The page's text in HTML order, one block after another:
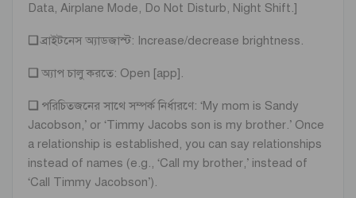
Data, Airplane Mode, Do Not Disturb, Night Shift.]
❏ব্রাইটনেস অ্যাডজাস্ট: Increase/decrease brightness.
❏ অ্যাপ চালু করতে: Open [app].
❏ পরিচিতজনের সাথে সম্পর্ক নির্ধারণে: ‘My mom is Sandy
Jacobson,’ or ‘Timmy Jacobs son is my brother.’ Once
a relationship is established, you can say relationships
instead of names (e.g., ‘Call my brother,’ instead of
‘Call Timmy Jacobson’).